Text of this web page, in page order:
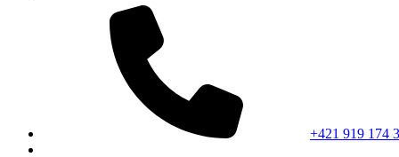
+421 919 174